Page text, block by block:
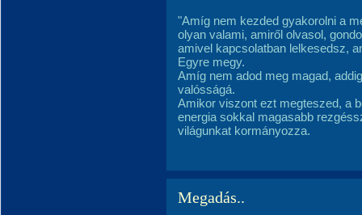
"Amíg nem kezded gyakorolni a
olyan valami, amiről olvasol,
amivel kapcsolatban lelkesedsz,
Egyre megy.
Amíg nem adod meg magad,
valósságá.
Amikor viszont ezt megteszed, a
energia sokkal magasabb
világunkat kormányozza.
Megadás..